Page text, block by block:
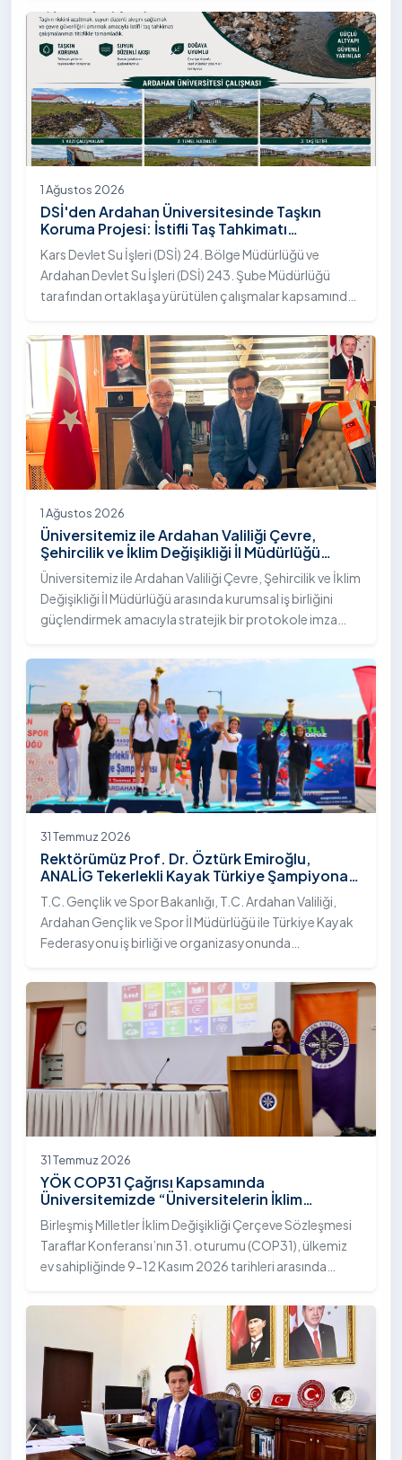
Emiroğlu Hanımefendi eşlik etti.
1 Ağustos 2026
DSİ'den Ardahan Üniversitesinde Taşkın
Koruma Projesi: İstifli Taş Tahkimatı
Çalışmaları Tamamlandı
Kars Devlet Su İşleri (DSİ) 24. Bölge Müdürlüğü ve
Ardahan Devlet Su İşleri (DSİ) 243. Şube Müdürlüğü
tarafından ortaklaşa yürütülen çalışmalar kapsamında,
"İstifli Taş Tahkimatı" projesi titizlikle tamamlandı.
1 Ağustos 2026
Üniversitemiz ile Ardahan Valiliği Çevre,
Şehircilik ve İklim Değişikliği İl Müdürlüğü
Arasında İş Birliği Protokolü İmzalandı
Üniversitemiz ile Ardahan Valiliği Çevre, Şehircilik ve İklim
Değişikliği İl Müdürlüğü arasında kurumsal iş birliğini
güçlendirmek amacıyla stratejik bir protokole imza
31 Temmuz 2026
Rektörümüz Prof. Dr. Öztürk Emiroğlu,
ANALİG Tekerlekli Kayak Türkiye Şampiyonası
Ödül Töreni’ne Katıldı
T.C. Gençlik ve Spor Bakanlığı, T.C. Ardahan Valiliği,
Ardahan Gençlik ve Spor İl Müdürlüğü ile Türkiye Kayak
Federasyonu iş birliği ve organizasyonunda
Sezonu Tekerlekli Kayak Türkiye Şampiyonası, 30-31
Temmuz 2026 tarihlerinde Ardahan Üniversitesi Yenisey
Yerleşkesi ev sahipliğinde tamamlandı.
31 Temmuz 2026
YÖK COP31 Çağrısı Kapsamında
Üniversitemizde “Üniversitelerin İklim
Diplomasisindeki Rolü” Konulu Bilgilendirme
Toplantısı Yapıldı
Birleşmiş Milletler İklim Değişikliği Çerçeve Sözleşmesi
Taraflar Konferansı’nın 31. oturumu (COP31), ülkemiz
ev sahipliğinde 9-12 Kasım 2026 tarihleri arasında
Yükseköğretim Kurulu (YÖK), üniversitelerin akademik
katkı ve proje bildirimlerini koordine etme çağrısında
bulundu. Ardahan Üniversitesinde 31 Temmuz 2026
tarihinde bu çağrıya yönelik bir ön hazırlık toplantısı
düzenlendi.